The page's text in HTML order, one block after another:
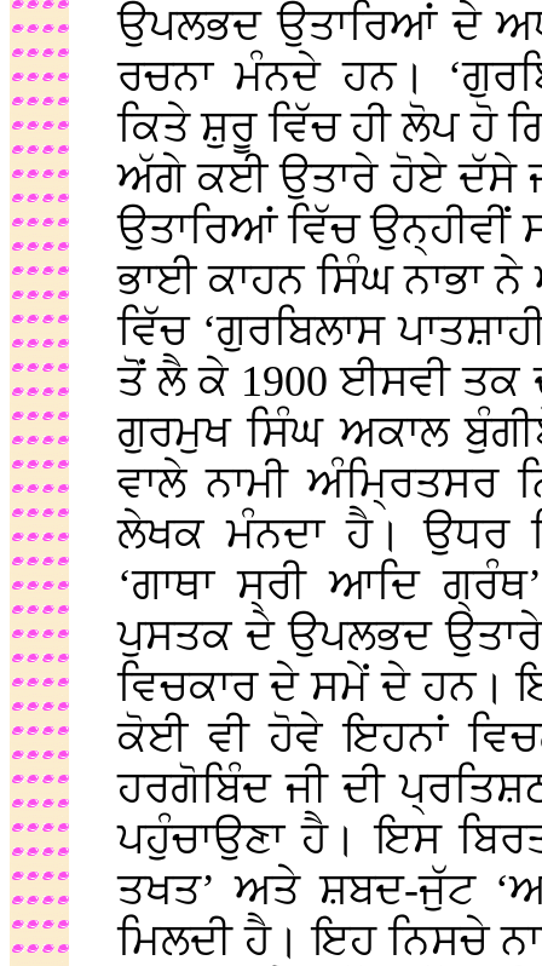
ਉਪਲਭਦ ਉਤਾਰਿਆਂ ਦੇ
ਰਚਨਾ ਮੰਨਦੇ ਹਨ।
ਕਿਤੇ ਸ਼ੁਰੂ ਵਿੱਚ ਹੀ ਲੋਪ
ਅੱਗੇ ਕਈ ਉਤਾਰੇ ਹੋਏ ਦੱਸੇ
ਉਤਾਰਿਆਂ ਵਿੱਚ ਉਨ੍ਹੀਵੀਂ
ਭਾਈ ਕਾਹਨ ਸਿੰਘ ਨਾਭਾ
ਵਿੱਚ ‘ਗੁਰਬਿਲਾਸ
ਤੋਂ ਲੈ ਕੇ 1900 ਈਸਵੀ ਤਕ
ਗੁਰਮੁਖ ਸਿੰਘ ਅਕਾਲ
ਵਾਲੇ ਨਾਮੀ ਅੰਮ੍ਰਿਤਸਰ
ਲੇਖਕ ਮੰਨਦਾ ਹੈ। ਉਧਰ
‘ਗਾਥਾ ਸ੍ਰੀ ਆਦਿ
ਪੁਸਤਕ ਦੇ ਉਪਲਭਦ
ਵਿਚਕਾਰ ਦੇ ਸਮੇਂ ਦੇ ਹਨ।
ਕੋਈ ਵੀ ਹੋਵੇ ਇਹਨਾਂ
ਹਰਗੋਬਿੰਦ ਜੀ ਦੀ
ਪਹੁੰਚਾਉਣਾ ਹੈ। ਇਸ
ਤਖਤ’ ਅਤੇ ਸ਼ਬਦ-ਜੁੱਟ
ਮਿਲਦੀ ਹੈ। ਇਹ ਨਿਸਚੇ